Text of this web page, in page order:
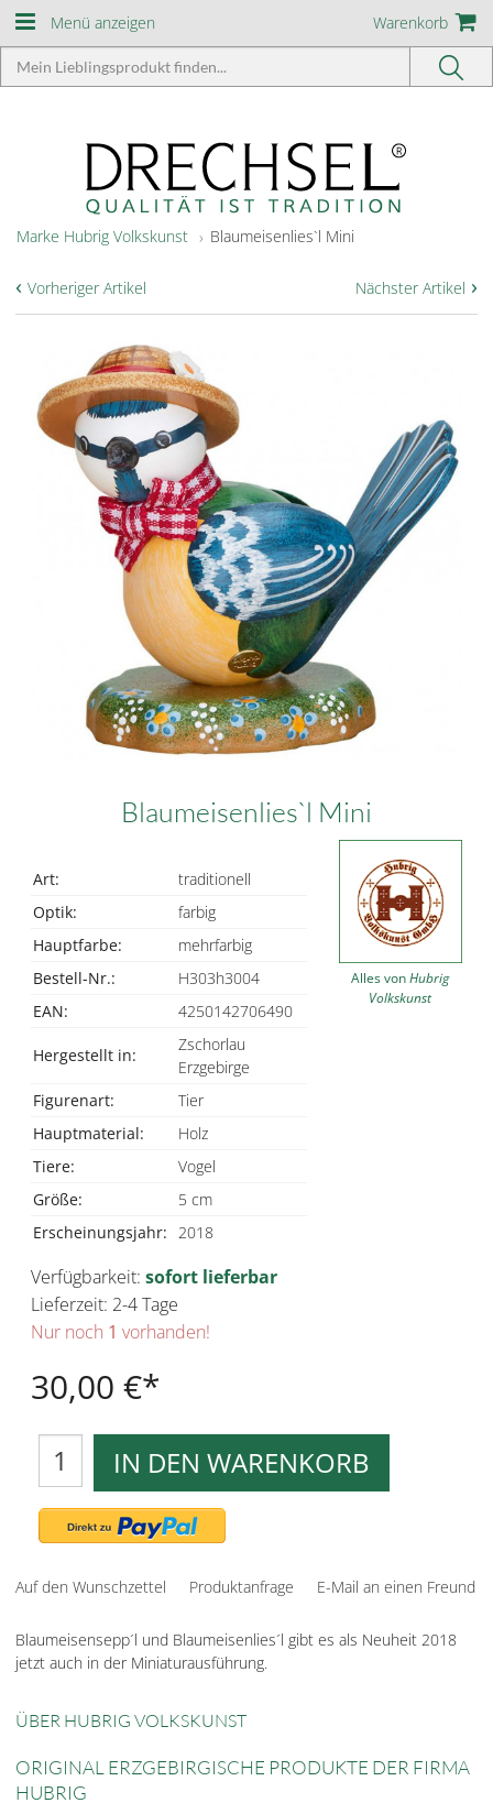
Menü anzeigen Warenkorb
Marke Hubrig Volkskunst Blaumeisenlies`l Mini
Nächster Artikel ›
‹ Vorheriger Artikel
Blaumeisenlies`l Mini
Art:
traditionell
Optik:
farbig
Hauptfarbe:
mehrfarbig
Bestell-Nr.:
H303h3004
EAN:
4250142706490
Hergestellt in:
Zschorlau
Erzgebirge
Figurenart:
Tier
Hauptmaterial:
Holz
Tiere:
Vogel
Größe:
5 cm
Erscheinungsjahr: 2018
Alles vonHubrig
Volkskunst
Verfügbarkeit: sofort lieferbar
Lieferzeit: 2-4 Tage
Nur noch 1 vorhanden!
30,00 €
IN DEN WARENKORB
Auf den Wunschzettel Produktanfrage E-Mail an einen Freund
Blaumeisensepp´l und Blaumeisenlies´l gibt es als Neuheit 2018
jetzt auch in der Miniaturausführung.
ÜBER HUBRIG VOLKSKUNST
ORIGINAL ERZGEBIRGISCHE PRODUKTE DER FIRMA
HUBRIG